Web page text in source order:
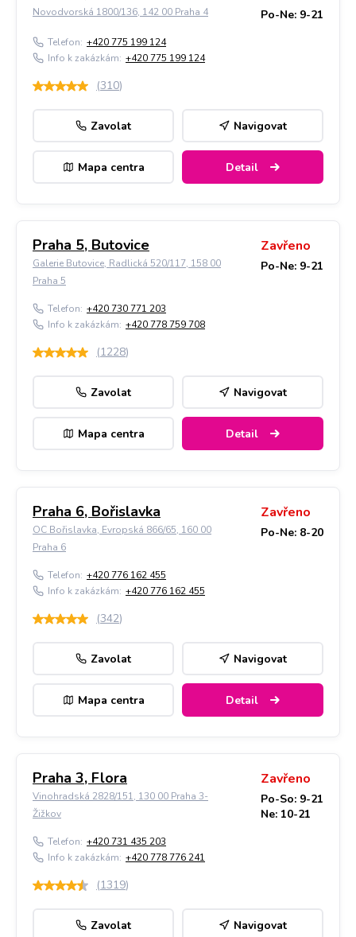
Novodvorská 1800/136, 142 00 Praha 4 Po-Ne: 9-21
Telefon: +420 775 199 124
Info k zakázkám: +420 775 199 124
(310)
Zavolat Navigovat
Mapa centra Detail
Praha 5, Butovice
Galerie Butovice, Radlická 520/117, 158 00
Praha 5
Zavřeno
Po-Ne: 9-21
Telefon: +420 730 771 203
Info k zakázkám: +420 778 759 708
(1228)
Zavolat Navigovat
Mapa centra Detail
Praha 6, Bořislavka
OC Bořislavka, Evropská 866/65, 160 00
Praha 6
Zavřeno
Po-Ne: 8-20
Telefon: +420 776 162 455
Info k zakázkám: +420 776 162 455
(342)
Zavolat Navigovat
Mapa centra Detail
Praha 3, Flora
Vinohradská 2828/151, 130 00 Praha 3-
Žižkov
Zavřeno
Po-So: 9-21
Ne: 10-21
Telefon: +420 731 435 203
Info k zakázkám: +420 778 776 241
(1319)
Zavolat Navigovat